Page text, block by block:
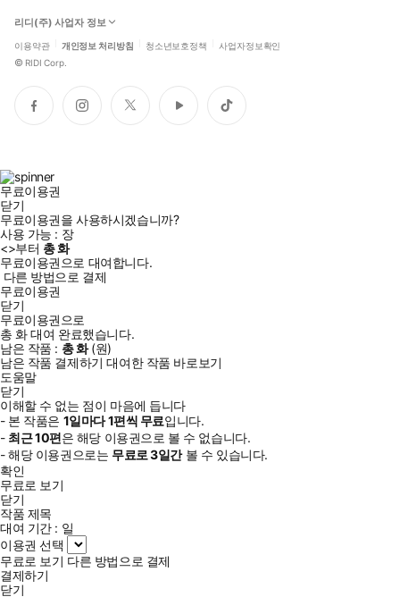
리디(주) 사업자 정보
이용약관 개인정보 처리방침 청소년보호정책 사업자정보확인
© RIDI Corp.
페
이
인
스
트
위
유
튜
틱
톡
무료이용권
닫기
무료이용권을 사용하시겠습니까?
사용 가능 : 장
<>부터 총화
무료이용권으로 대여합니다.
다른 방법으로 결제
무료이용권
닫기
무료이용권으로
총 화대여 완료했습니다.
남은 작품 : 총화(원)
남은 작품 결제하기 대여한 작품 바로보기
도움말
닫기
이해할 수 없는 점이 마음에 듭니다
- 본 작품은 1일마다1편씩 무료입니다.
- 최근10편은 해당 이용권으로 볼 수 없습니다.
- 해당 이용권으로는 무료로3일간볼 수 있습니다.
확인
무료로 보기
닫기
작품 제목
대여 기간 : 일
이용권 선택
무료로 보기 다른 방법으로 결제
결제하기
닫기